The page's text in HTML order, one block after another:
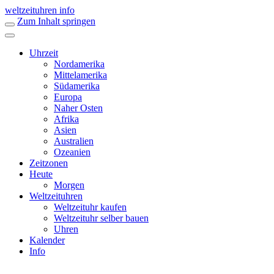
weltzeituhren info
Zum Inhalt springen
Uhrzeit
Nordamerika
Mittelamerika
Südamerika
Europa
Naher Osten
Afrika
Asien
Australien
Ozeanien
Zeitzonen
Heute
Morgen
Weltzeituhren
Weltzeituhr kaufen
Weltzeituhr selber bauen
Uhren
Kalender
Info